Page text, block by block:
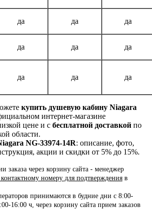
да да да
да да да
да да да
купить душевую кабину Niagara
интернет-магазине
цене и с бесплатной доставкой по
области.
NG-33974-14R: описание, фото,
акции и скидки от 5% до 15%.
заказа через корзину сайта - менеджер
номеру для подтверждения в
принимаются в будние дни с 8:00-
16:00 ч, через корзину сайта прием заказов